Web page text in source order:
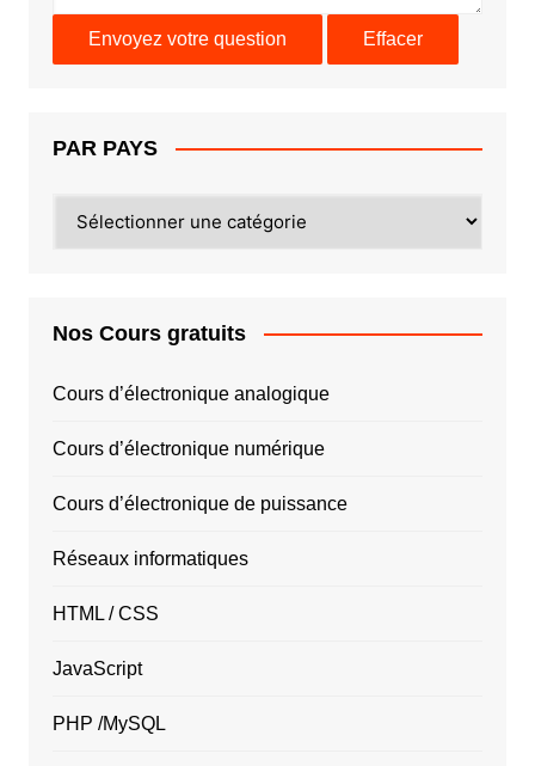
PAR PAYS
PAYS
Nos Cours gratuits
Cours d’électronique analogique
Cours d’électronique numérique
Cours d’électronique de puissance
Réseaux informatiques
HTML / CSS
JavaScript
PHP /MySQL